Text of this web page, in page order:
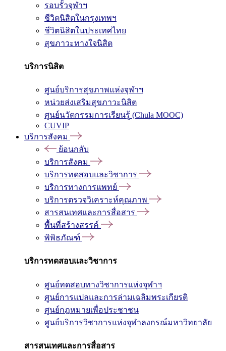
รอบรั้วจุฬาฯ
ชีวิตนิสิตในกรุงเทพฯ
ชีวิตนิสิตในประเทศไทย
สุขภาวะทางใจนิสิต
บริการนิสิต
ศูนย์บริการสุขภาพแห่งจุฬาฯ
หน่วยส่งเสริมสุขภาวะนิสิต
ศูนย์นวัตกรรมการเรียนรู้ (Chula MOOC)
CUVIP
บริการสังคม
ย้อนกลับ
บริการสังคม
บริการทดสอบและวิชาการ
บริการทางการแพทย์
บริการตรวจวิเคราะห์คุณภาพ
สารสนเทศและการสื่อสาร
พื้นที่สร้างสรรค์
พิพิธภัณฑ์
บริการทดสอบและวิชาการ
ศูนย์ทดสอบทางวิชาการแห่งจุฬาฯ
ศูนย์การแปลและการล่ามเฉลิมพระเกียรติ
ศูนย์กฎหมายเพื่อประชาชน
ศูนย์บริการวิชาการแห่งจุฬาลงกรณ์มหาวิทยาลัย
สารสนเทศและการสื่อสาร